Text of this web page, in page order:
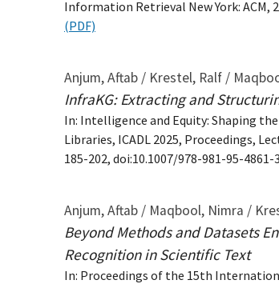
Information Retrieval New York: ACM,
(PDF)
Anjum, Aftab / Krestel, Ralf /
InfraKG: Extracting and
In: Intelligence and Equity: Shaping
Libraries, ICADL 2025, Proceedings,
185-202, doi:10.1007/978-981-95-4861-
Anjum, Aftab / Maqbool, Nimra /
Beyond Methods and Datasets
Recognition in Scientific Text
In: Proceedings of the 15th